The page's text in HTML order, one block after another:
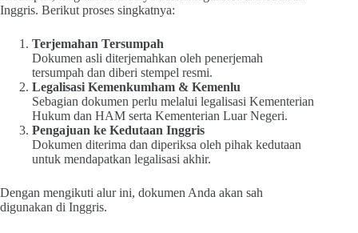
Inggris. Berikut proses singkatnya:
Terjemahan Tersumpah
Dokumen asli diterjemahkan oleh penerjemah
tersumpah dan diberi stempel resmi.
Legalisasi Kemenkumham & Kemenlu
Sebagian dokumen perlu melalui legalisasi Kementerian
Hukum dan HAM serta Kementerian Luar Negeri.
Pengajuan ke Kedutaan Inggris
Dokumen diterima dan diperiksa oleh pihak kedutaan
untuk mendapatkan legalisasi akhir.
Dengan mengikuti alur ini, dokumen Anda akan sah
digunakan di Inggris.